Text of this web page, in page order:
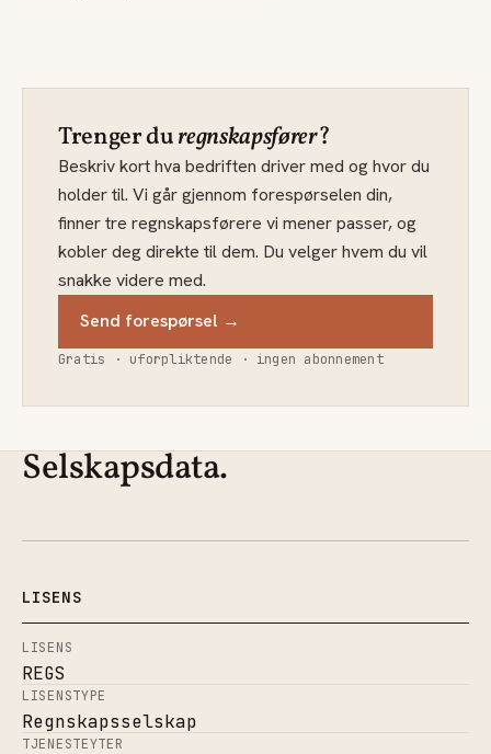
Trenger duregnskapsfører?
Beskriv kort hva bedriften driver med og hvor du
holder til. Vi går gjennom forespørselen din,
finner tre regnskapsførere vi mener passer, og
kobler deg direkte til dem. Du velger hvem du vil
snakke videre med.
Send forespørsel →
Gratis · uforpliktende · ingen abonnement
Selskapsdata.
LISENS
LISENS
REGS
LISENSTYPE
Regnskapsselskap
TJENESTEYTER